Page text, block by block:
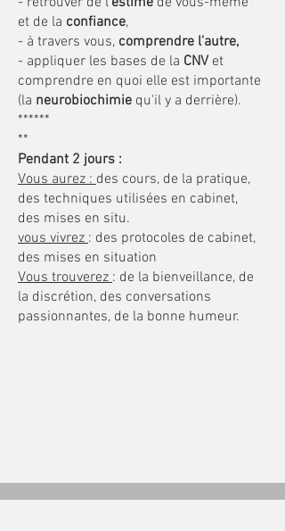
et de la confiance,
- à travers vous, comprendre l'autre,
- appliquer les bases de la CNV et
comprendre en quoi elle est importante
(la neurobiochimie qu'il y a derrière).
******
**
Pendant 2 jours :
Vous aurez :des cours, de la pratique,
des techniques utilisées en cabinet,
des mises en situ.
vous vivrez: des protocoles de cabinet,
des mises en situation
Vous trouverez: de la bienveillance, de
la discrétion, des conversations
passionnantes, de la bonne humeur.